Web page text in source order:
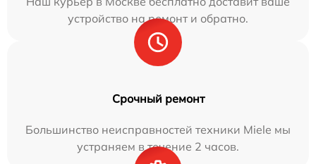
устройство на ремонт и обратно.
Срочный ремонт
Большинство неисправностей техники Miele мы
устраняем в течение 2 часов.